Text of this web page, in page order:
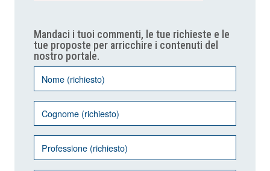
Mandaci i tuoi commenti, le tue richieste e le
tue proposte per arricchire i contenuti del
nostro portale.